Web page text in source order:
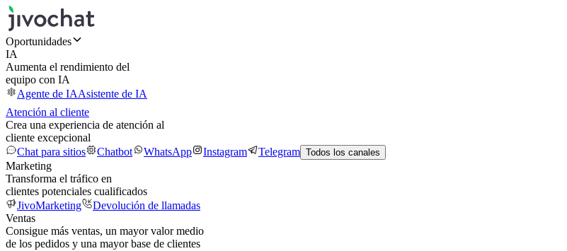
Oportunidades
IA
Aumenta el rendimiento del
equipo con IA
Agente de IAAsistente de IA
Atención al cliente
Crea una experiencia de atención al
cliente excepcional
Chat para sitios
Chatbot WhatsApp Instagram Telegram Todos los canales
Marketing
Transforma el tráfico en
clientes potenciales cualificados
JivoMarketing
Devolución de llamadas
Ventas
Consigue más ventas, un mayor valor medio
de los pedidos y una mayor base de clientes